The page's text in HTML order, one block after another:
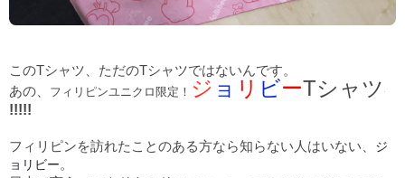
このTシャツ、ただのTシャツではないんです。
あの、
フィリピンユニクロ限定！ ジ ョ リ ビーTシャ ツ
!!!!!
フィリピンを訪れたことのある方なら知らない人はいない、 ジ
ョリビー。